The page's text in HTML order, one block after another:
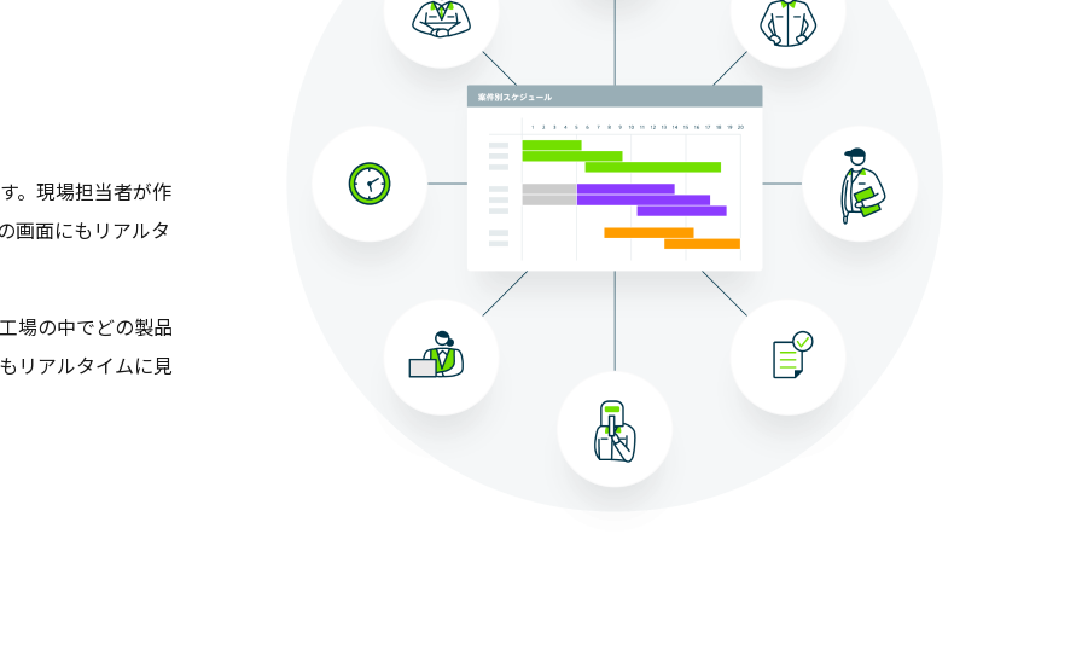
。現場担当者が作
画面にもリアルタ
場の中でどの製品
リアルタイムに見